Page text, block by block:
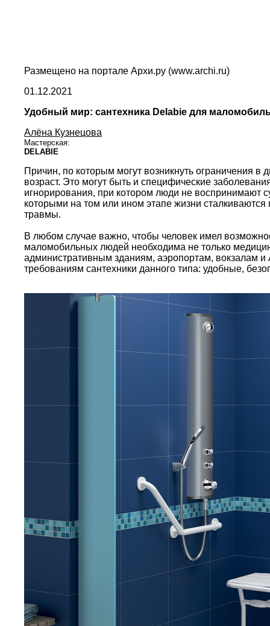
Размещено на портале Архи.ру (www.archi.ru)
01.12.2021
Удобный мир: сантехника Delabie для
Алёна Кузнецова
Мастерская:
DELABIE
Причин, по которым могут возникнуть ограничения
возраст. Это могут быть и специфические
игнорирования, при котором люди не воспринимают
которыми на том или ином этапе жизни
травмы.
В любом случае важно, чтобы человек имел
маломобильных людей необходима не только
административным зданиям, аэропортам, вокзалам
требованиям сантехники данного типа: удобные,